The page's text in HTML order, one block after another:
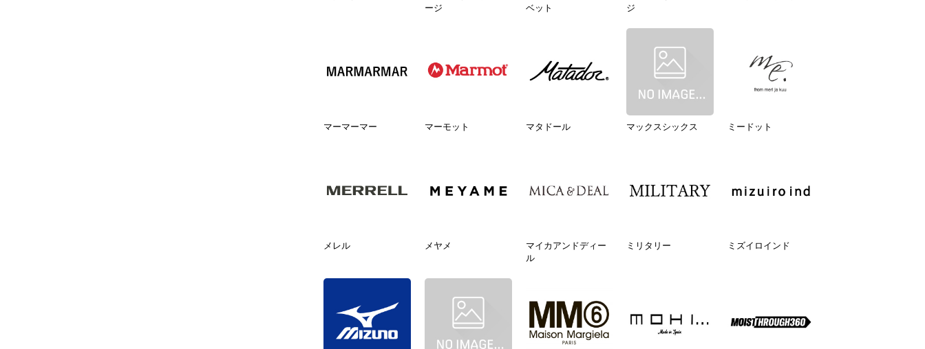
ージ
ベット
ジ
マーマーマー マーモット マタドール マックスシックス ミードット
メレル メヤメ
マイカアンドディー
ル
ミリタリー ミズイロインド